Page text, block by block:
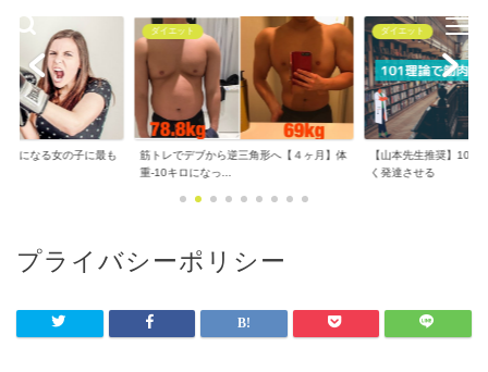
気になる女の子に最も
ダイエット
筋トレでデブから逆三角形へ【４ヶ月】体
重-10キロになっ...
ダイエット
【山本先生推奨】101
く発達させる
プライバシーポリシー